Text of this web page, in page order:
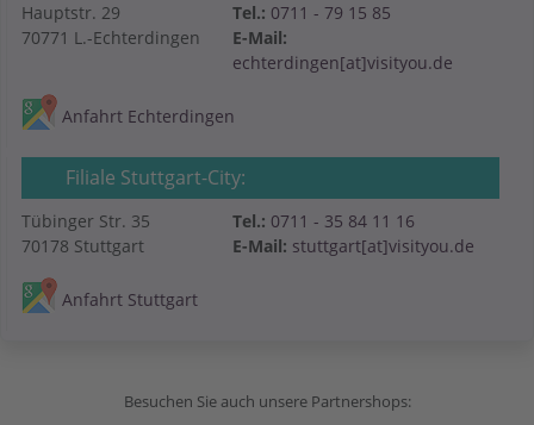
Hauptstr. 29
70771 L.-Echterdingen
Tel.: 0711 - 79 15 85
E-Mail:
echterdingen[at]visityou.de
Anfahrt Echterdingen
Filiale Stuttgart-City:
Tübinger Str. 35
70178 Stuttgart
Tel.: 0711 - 35 84 11 16
E-Mail: stuttgart[at]visityou.de
Anfahrt Stuttgart
Besuchen Sie auch unsere Partnershops: